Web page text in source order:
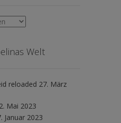
Welt
reloaded 27. März
2. Mai 2023
Januar 2023